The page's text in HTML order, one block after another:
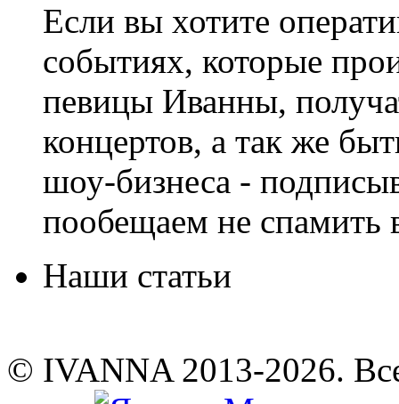
Если вы хотите
событиях, которые
певицы Иванны,
концертов, а так же
шоу-бизнеса -
пообещаем не спамить
Наши статьи
© IVANNA 2013-2026.